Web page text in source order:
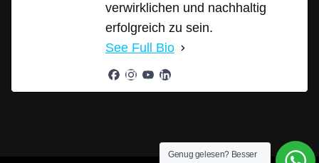
verwirklichen und nachhaltig
erfolgreich zu sein.
See Full Bio
Genug gelesen? Besser